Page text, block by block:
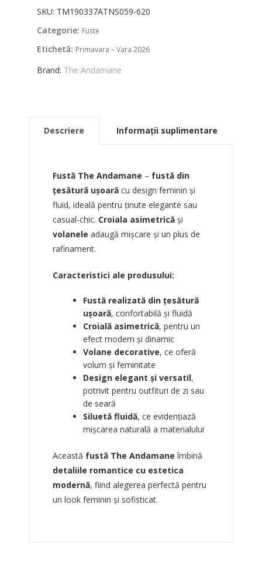
SKU: TM190337ATNS059-620
Categorie: Fuste
Etichetă: Primavara – Vara 2026
Brand: The Andamane
Descriere Informații suplimentare
Fustă The Andamane – fustă din
țesătură ușoarăcu design feminin și
fluid, ideală pentru ținute elegante sau
casual-chic. Croiala asimetricăși
volanele adaugă mișcare și un plus de
rafinament.
Caracteristici ale produsului:
Fustă realizată din țesătură
ușoară, confortabilă și fluidă
Croială asimetrică, pentru un
efect modern și dinamic
Volane decorative, ce oferă
volum și feminitate
Design elegant și versatil,
potrivit pentru outfituri de zi sau
de seară
Siluetă fluidă, ce evidențiază
mișcarea naturală a materialului
Această fustă The Andamane îmbină
detaliile romantice cu estetica
modernă, fiind alegerea perfectă pentru
un look feminin și sofisticat.